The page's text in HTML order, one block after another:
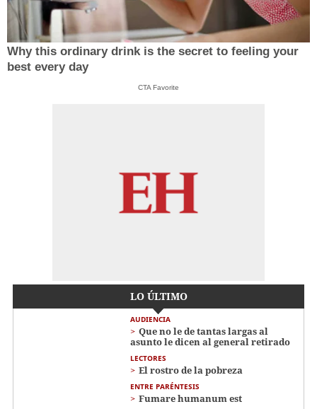
Why this ordinary drink is the secret to feeling your
best every day
CTA Favorite
LO ÚLTIMO
AUDIENCIA
Que no le de tantas largas al
asunto le dicen al general retirado
LECTORES
El rostro de la pobreza
ENTRE PARÉNTESIS
Fumare humanum est